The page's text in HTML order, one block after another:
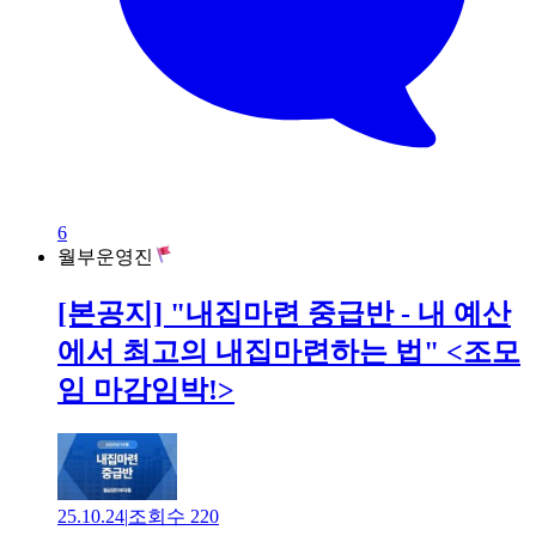
6
월부운영진
[본공지] "내집마련 중급반 - 내 예산
에서 최고의 내집마련하는 법" <조모
임 마감임박!>
25.10.24|조회수 220